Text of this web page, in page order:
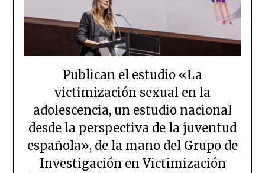
Publican el estudio «La
victimización sexual en la
adolescencia, un estudio nacional
desde la perspectiva de la juventud
española», de la mano del Grupo de
Investigación en Victimización